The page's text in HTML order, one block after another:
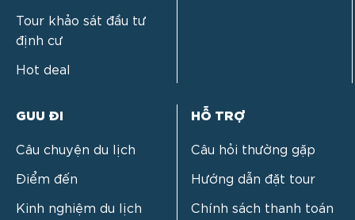
Tour khảo sát đầu tư
định cư
Hot deal
GUU ĐI
Câu chuyện du lịch
Điểm đến
Kinh nghiệm du lịch
HỖ TRỢ
Câu hỏi thường gặp
Hướng dẫn đặt tour
Chính sách thanh toán